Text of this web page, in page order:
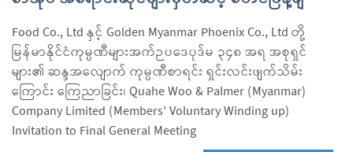
Food Co., Ltd နှင့် Golden Myanmar Phoenix Co., Ltd တို့
မြန်မာနိုင်ငံကုမ္ပဏီများအက်ဉပဒေပုဒ်မ ၃၄၈ အရ အစုရှင်
များ၏ ဆန္ဒအလျောက် ကုမ္ပဏီစာရင်း ရှင်းလင်းဖျက်သိမ်း
ကြောင်း ကြေညာခြင်း၊ Quahe Woo & Palmer (Myanmar)
Company Limited (Members' Voluntary Winding up)
Invitation to Final General Meeting